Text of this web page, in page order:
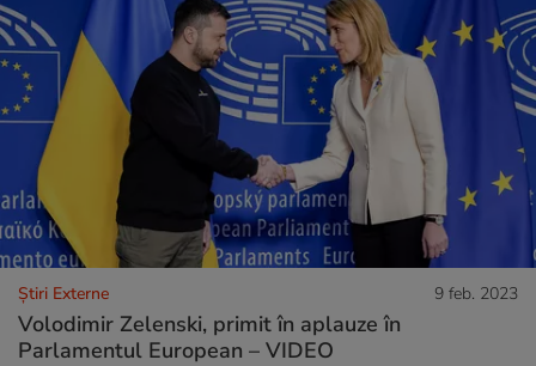
Știri Externe 9 feb. 2023
Volodimir Zelenski, primit în aplauze în
Parlamentul European – VIDEO